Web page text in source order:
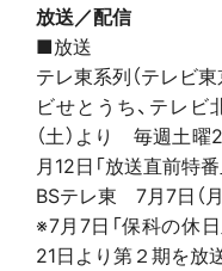
放送／配信
■放送
テレ東系列（テレビ
ビせとうち、テレ
（土）より 毎週土曜
月12日「放送直前特
BSテレ東 7月7日（
※7月7日「保科の休日
21日より第２期を放